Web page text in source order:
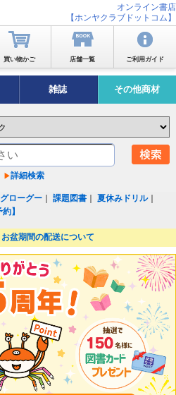
オンライン書店
【ホンヤクラブドットコム】
買い物かご 店舗一覧 ご利用ガイド
雑誌 その他商材
詳細検索
グローグー ｜課題図書 ｜夏休みドリル｜
】
お盆期間の配送について